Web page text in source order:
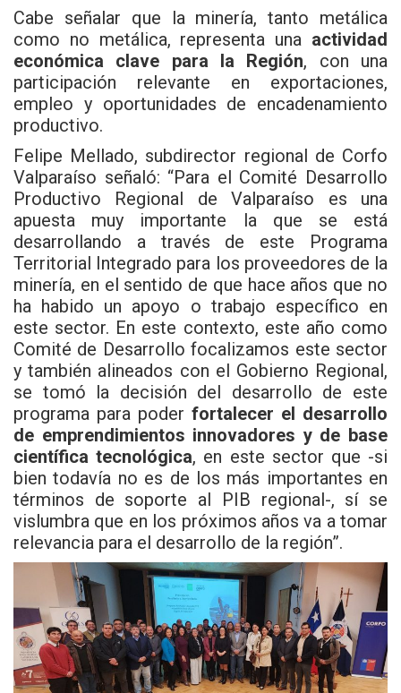
Cabe señalar que la minería, tanto metálica
como no metálica, representa una actividad
económica clave para la Región, con una
participación relevante en exportaciones,
empleo y oportunidades de encadenamiento
productivo.
Felipe Mellado, subdirector regional de Corfo
Valparaíso señaló: “Para el Comité Desarrollo
Productivo Regional de Valparaíso es una
apuesta muy importante la que se está
desarrollando a través de este Programa
Territorial Integrado para los proveedores de la
minería, en el sentido de que hace años que no
ha habido un apoyo o trabajo específico en
este sector. En este contexto, este año como
Comité de Desarrollo focalizamos este sector
y también alineados con el Gobierno Regional,
se tomó la decisión del desarrollo de este
programa para poder fortalecer el desarrollo
de emprendimientos innovadores y de base
científica tecnológica, en este sector que -si
bien todavía no es de los más importantes en
términos de soporte al PIB regional-, sí se
vislumbra que en los próximos años va a tomar
relevancia para el desarrollo de la región”.